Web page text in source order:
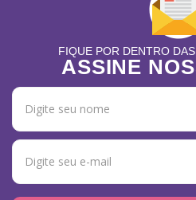
FIQUE POR DENTRO
ASSINE